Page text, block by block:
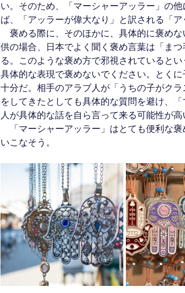
い。そのため、「マーシャーアッラー」の
ば、「アッラーが偉大なり」と訳される「ア
褒める際に、そのほかに、具体的に褒め
供の場合、日本でよく聞く褒め言葉は「ま
る。このような褒め方で邪視されていると
具体的な表現で褒めないでください。とく
十分だ。相手のアラブ人が「うちの子がク
をしてきたとしても具体的な質問を避け、
人が具体的な話を自ら言って来る可能性が高
「マーシャーアッラー」はとても便利な
いこなそう。